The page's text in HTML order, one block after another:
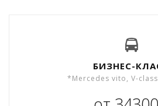
БИЗНЕС-
*Mercedes vito, V-